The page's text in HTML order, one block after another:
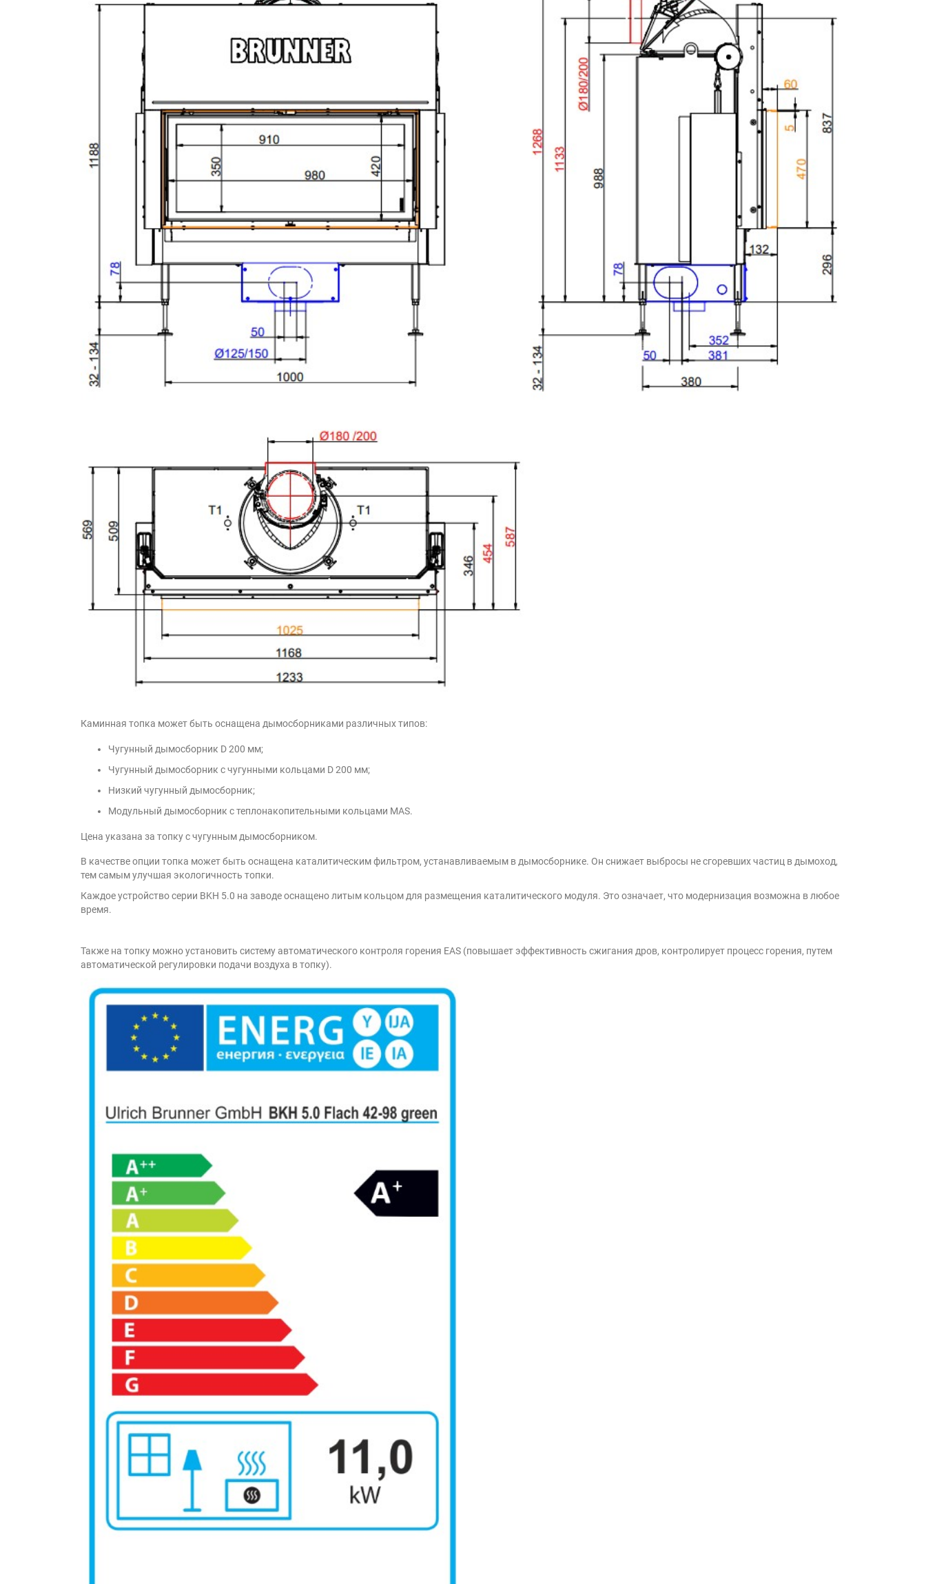
Каминная топка может быть оснащена дымосборниками различных типов:
Чугунный дымосборник D 200 мм;
Чугунный дымосборник с чугунными кольцами D 200 мм;
Низкий чугунный дымосборник;
Модульный дымосборник с теплонакопительными кольцами MAS.
Цена указана за топку с чугунным дымосборником.
В качестве опции топка может быть оснащена каталитическим фильтром, устанавливаемым в дымосборнике. Он снижает выбросы не сгоревших частиц в дымоход,
тем самым улучшая экологичность топки.
Каждое устройство серии BKH 5.0 на заводе оснащено литым кольцом для размещения каталитического модуля. Это означает, что модернизация возможна в любое
время.
Также на топку можно установить систему автоматического контроля горения EAS (повышает эффективность сжигания дров, контролирует процесс горения, путем
автоматической регулировки подачи воздуха в топку).